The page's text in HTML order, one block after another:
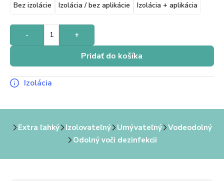
Bez izolácie Izolácia / bez aplikácie Izolácia + aplikácia
- +
Pridať do košíka
Izolácia
Extra ľahký Izolovateľný Umývateľný
Vodeodolný
Odolný voči dezinfekcii